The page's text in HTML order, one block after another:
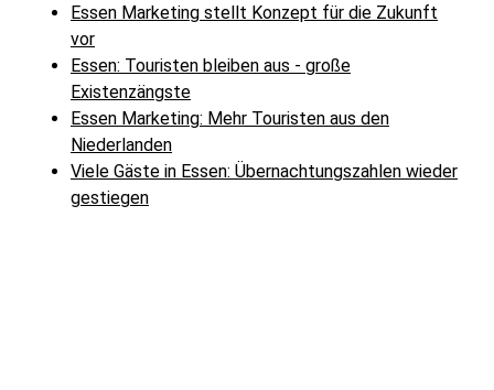
Essen Marketing stellt Konzept für die Zukunft
vor
Essen: Touristen bleiben aus - große
Existenzängste
Essen Marketing: Mehr Touristen aus den
Niederlanden
Viele Gäste in Essen: Übernachtungszahlen wieder
gestiegen